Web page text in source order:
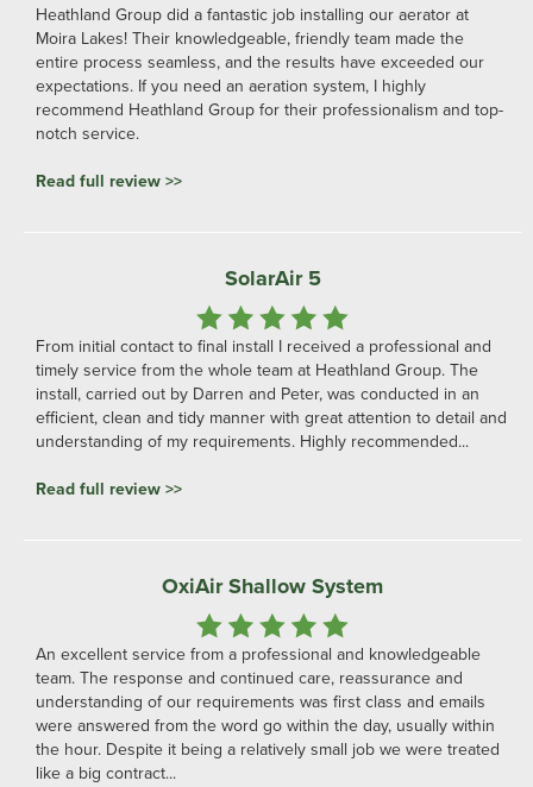
Heathland Group did a fantastic job installing our aerator at
Moira Lakes! Their knowledgeable, friendly team made the
entire process seamless, and the results have exceeded our
expectations. If you need an aeration system, I highly
recommend Heathland Group for their professionalism and top-
notch service.
Read full review >>
SolarAir 5
From initial contact to final install I received a professional and
timely service from the whole team at Heathland Group. The
install, carried out by Darren and Peter, was conducted in an
efficient, clean and tidy manner with great attention to detail and
understanding of my requirements. Highly recommended...
Read full review >>
OxiAir Shallow System
An excellent service from a professional and knowledgeable
team. The response and continued care, reassurance and
understanding of our requirements was first class and emails
were answered from the word go within the day, usually within
the hour. Despite it being a relatively small job we were treated
like a big contract...